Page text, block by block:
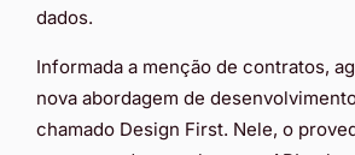
dados.
Informada a menção de contratos,
nova abordagem de
chamado Design First. Nele, o